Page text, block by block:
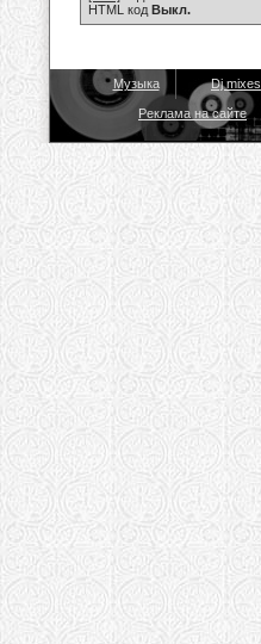
HTML код Выкл.
Музыка Dj mixes
Реклама на сайте